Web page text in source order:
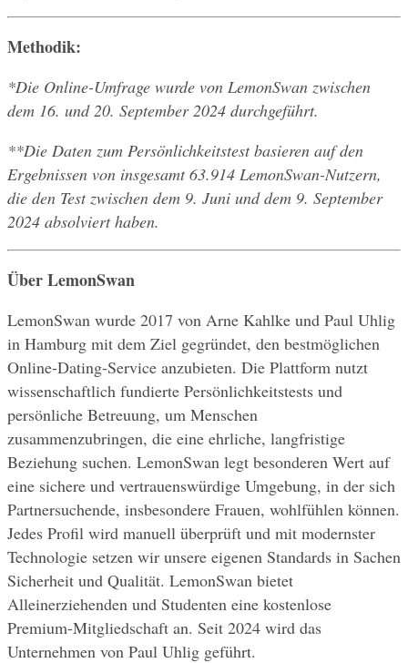
Methodik:
*Die Online-Umfrage wurde von LemonSwan zwischen
dem 16. und 20. September 2024 durchgeführt.
**Die Daten zum Persönlichkeitstest basieren auf den
Ergebnissen von insgesamt 63.914 LemonSwan-Nutzern,
die den Test zwischen dem 9. Juni und dem 9. September
2024 absolviert haben.
Über LemonSwan
LemonSwan wurde 2017 von Arne Kahlke und Paul Uhlig
in Hamburg mit dem Ziel gegründet, den bestmöglichen
Online-Dating-Service anzubieten. Die Plattform nutzt
wissenschaftlich fundierte Persönlichkeitstests und
persönliche Betreuung, um Menschen
zusammenzubringen, die eine ehrliche, langfristige
Beziehung suchen. LemonSwan legt besonderen Wert auf
eine sichere und vertrauenswürdige Umgebung, in der sich
Partnersuchende, insbesondere Frauen, wohlfühlen können.
Jedes Profil wird manuell überprüft und mit modernster
Technologie setzen wir unsere eigenen Standards in Sachen
Sicherheit und Qualität. LemonSwan bietet
Alleinerziehenden und Studenten eine kostenlose
Premium-Mitgliedschaft an. Seit 2024 wird das
Unternehmen von Paul Uhlig geführt.